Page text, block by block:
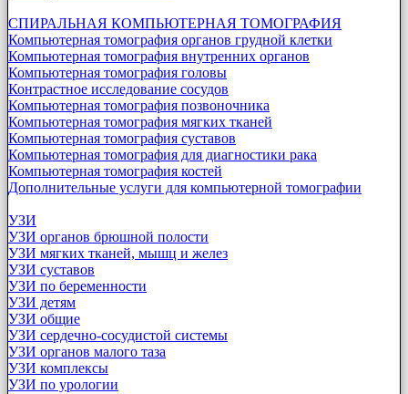
СПИРАЛЬНАЯ КОМПЬЮТЕРНАЯ ТОМОГРАФИЯ
Компьютерная томография органов грудной клетки
Компьютерная томография внутренних органов
Компьютерная томография головы
Контрастное исследование сосудов
Компьютерная томография позвоночника
Компьютерная томография мягких тканей
Компьютерная томография суставов
Компьютерная томография для диагностики рака
Компьютерная томография костей
Дополнительные услуги для компьютерной томографии
УЗИ
УЗИ органов брюшной полости
УЗИ мягких тканей, мышц и желез
УЗИ суставов
УЗИ по беременности
УЗИ детям
УЗИ общие
УЗИ сердечно-сосудистой системы
УЗИ органов малого таза
УЗИ комплексы
УЗИ по урологии